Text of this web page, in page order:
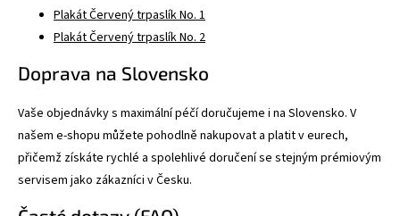
Plakát Červený trpaslík No. 1
Plakát Červený trpaslík No. 2
Doprava na Slovensko
Vaše objednávky s maximální péčí doručujeme i na Slovensko. V
našem e-shopu můžete pohodlně nakupovat a platit v eurech,
přičemž získáte rychlé a spolehlivé doručení se stejným prémiovým
servisem jako zákazníci v Česku.